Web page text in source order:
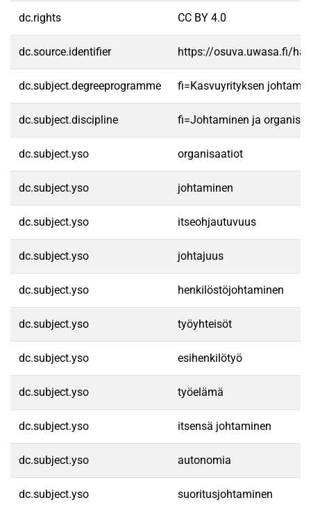
dc.rights CC BY 4.0
dc.source.identifier https://osuva.uwasa.fi/
dc.subject.degreeprogramme fi=Kasvuyrityksen
dc.subject.discipline fi=Johtaminen ja
dc.subject.yso organisaatiot
dc.subject.yso johtaminen
dc.subject.yso itseohjautuvuus
dc.subject.yso johtajuus
dc.subject.yso henkilöstöjohtaminen
dc.subject.yso työyhteisöt
dc.subject.yso esihenkilötyö
dc.subject.yso työelämä
dc.subject.yso itsensä johtaminen
dc.subject.yso autonomia
dc.subject.yso suoritusjohtaminen